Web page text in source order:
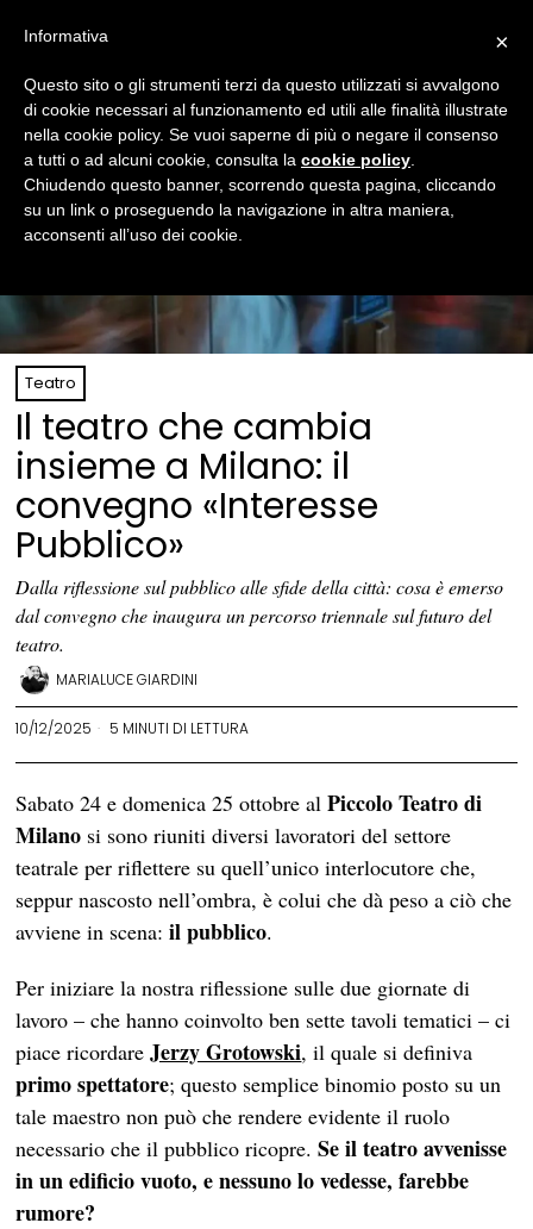
Teatro
Il teatro che cambia
insieme a Milano: il
convegno «Interesse
Pubblico»
Dalla riflessione sul pubblico alle sfide della città: cosa è emerso
dal convegno che inaugura un percorso triennale sul futuro del
teatro.
MARIALUCE GIARDINI
10/12/2025 5 MINUTI DI LETTURA
Sabato 24 e domenica 25 ottobre alPiccolo Teatro di
Milano si sono riuniti diversi lavoratori del settore
teatrale per riflettere su quell’unico interlocutore che,
seppur nascosto nell’ombra, è colui che dà peso a ciò che
avviene in scena:il pubblico.
Per iniziare la nostra riflessione sulle due giornate di
lavoro – che hanno coinvolto ben sette tavoli tematici – ci
piace ricordareJerzy Grotowski, il quale si definiva
primo spettatore; questo semplice binomio posto su un
tale maestro non può che rendere evidente il ruolo
necessario che il pubblico ricopre.Se il teatro avvenisse
in un edificio vuoto, e nessuno lo vedesse, farebbe
rumore?
×
Informativa
Questo sito o gli strumenti terzi da questo utilizzati si avvalgono
di cookie necessari al funzionamento ed utili alle finalità illustrate
nella cookie policy. Se vuoi saperne di più o negare il consenso
a tutti o ad alcuni cookie, consulta la cookie policy
Chiudendo questo banner, scorrendo questa pagina, cliccando
su un link o proseguendo la navigazione in altra maniera,
acconsenti all’uso dei cookie.